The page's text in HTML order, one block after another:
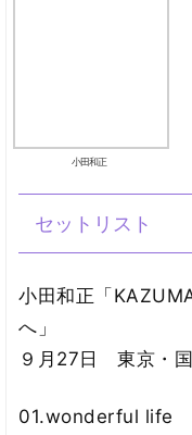
小田和正
セットリスト
小田和正「
へ」
９月27日 東京・
01.wonderful life